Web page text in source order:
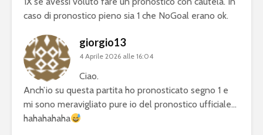
caso di pronostico pieno sia 1 che NoGoal erano ok.
giorgio13
4 Aprile 2026 alle 16:04
Ciao.
Anch’io su questa partita ho pronosticato segno 1 e
mi sono meravigliato pure io del pronostico ufficiale…
hahahahaha